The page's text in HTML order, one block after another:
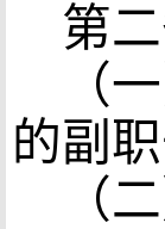
第
（
的副职
（